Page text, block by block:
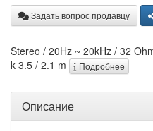
Задать вопрос продавцу
Stereo / 20Hz ~ 20kHz / 32
k 3.5 / 2.1 m
Подробнее
Описание